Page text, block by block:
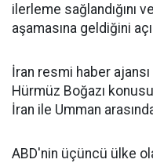
ilerleme sağlandığını
aşamasına geldiğini
İran resmi haber
Hürmüz Boğazı
İran ile Umman
ABD'nin üçüncü ülke